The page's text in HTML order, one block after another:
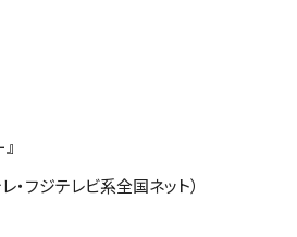
・フジテレビ系全国ネット）